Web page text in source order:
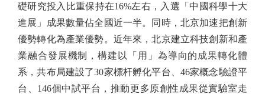
礎研究投入比重保持在16%左右，入選「中國科學十大
進展」成果數量佔全國近一半。同時，北京加速把創新
優勢轉化為產業優勢。近年來，北京建立科技創新和產
業融合發展機制，構建以「用」為導向的成果轉化體
系，共布局建設了30家標杆孵化平台、46家概念驗證平
台、146個中試平台，推動更多原創性成果從實驗室走